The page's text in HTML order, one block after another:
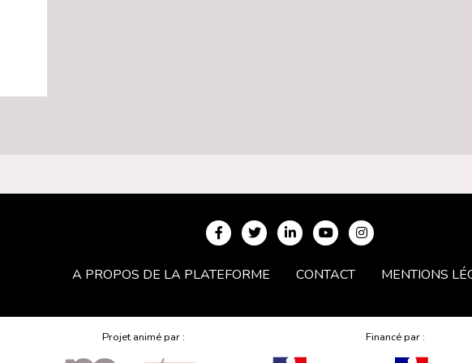
A PROPOS DE LA PLATEFORME CONTACT MENTIONS
Projet animé par : Financé par :